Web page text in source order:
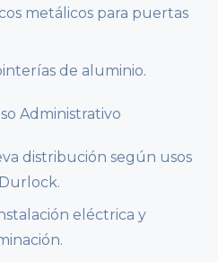
metálicos para puertas
de aluminio.
Administrativo
distribución según usos
eléctrica y